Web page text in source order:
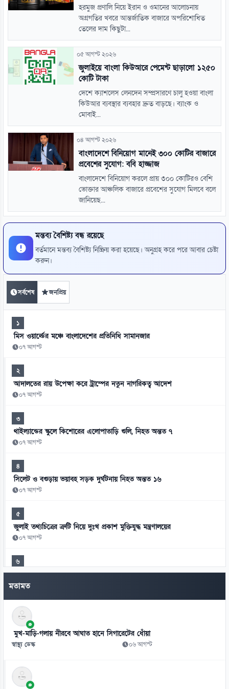
হরমুজ প্রণালি নিয়ে ইরান ও ওমানের আলোচনায়
অগ্রগতির খবরে আন্তর্জাতিক বাজারে অপরিশোধিত
তেলের দাম কিছুটা...
০৫ আগস্ট ২০২৬
জুলাইয়ে বাংলা কিউআরে পেমেন্ট ছাড়ালো ১২৫০
কোটি টাকা
দেশে ক্যাশলেস লেনদেন সম্প্রসারণে চালু হওয়া বাংলা
কিউআর ব্যবস্থার ব্যবহার দ্রুত বাড়ছে। ব্যাংক ও
মোবাই...
০৪ আগস্ট ২০২৬
বাংলাদেশে বিনিয়োগ মানেই ৩০০ কোটির বাজারে
প্রবেশের সুযোগ: ববি হাজ্জাজ
বাংলাদেশে বিনিয়োগ করলে প্রায় ৩০০ কোটিরও বেশি
ভোক্তার আঞ্চলিক বাজারে প্রবেশের সুযোগ মিলবে বলে
জানিয়েছ...
মন্তব্য বৈশিষ্ট্য বন্ধ রয়েছে
বর্তমানে মন্তব্য বৈশিষ্ট্য নিষ্ক্রিয় করা হয়েছে। অনুগ্রহ করে পরে আবার চেষ্টা
করুন।
সর্বশেষ জনপ্রিয়
১
মিস ওয়ার্ল্ডের মঞ্চে বাংলাদেশের প্রতিনিধি সামানজার
০৭ আগস্ট
২
আদালতের রায় উপেক্ষা করে ট্রাম্পের নতুন নাগরিকত্ব আদেশ
০৭ আগস্ট
৩
থাইল্যান্ডের স্কুলে কিশোরের এলোপাতাড়ি গুলি, নিহত অন্তত ৭
০৭ আগস্ট
৪
সিলেট ও বগুড়ায় ভয়াবহ সড়ক দুর্ঘটনায় নিহত অন্তত ১৬
০৭ আগস্ট
৫
জুলাই তথ্যচিত্রের ত্রুটি নিয়ে দুঃখ প্রকাশ মুক্তিযুদ্ধ মন্ত্রণালয়ের
০৭ আগস্ট
৬
হাসিনাকে এই সুযোগ ভারত কেন দিল—স্বরাষ্ট্রমন্ত্রীর প্রশ্ন
০৭ আগস্ট
৭
জুলাই সনদ ও বিচার বিভাগের ইস্যুতে নারায়ণগঞ্জে সাত আইন কর্মকর্তার
পদত্যাগ
০৭ আগস্ট
৮
শেখ হাসিনার রাজনৈতিক কর্মকাণ্ড ঠেকাতে সরকার ব্যর্থ: এনসিপি
মতামত
মুখ-মাড়ি-গলায় নীরবে আঘাত হানে সিগারেটের ধোঁয়া
স্বাস্থ্য ডেস্ক ০৬ আগস্ট